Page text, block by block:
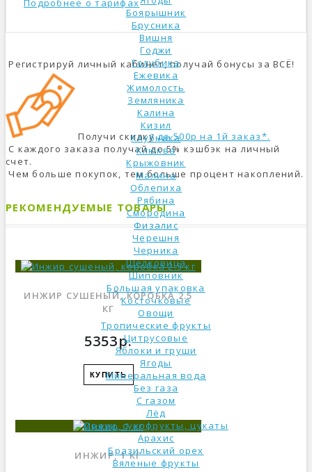
Боярышник
Брусника
Вишня
Годжи
Голубика
Ежевика
Жимолость
Земляника
Калина
Кизил
Клубника
Клюква
Крыжовник
Малина
Облепиха
Рябина
Смородина
Физалис
Черешня
Черника
Шелковица
Шиповник
Большая упаковка
Косточковые
Овощи
Тропические фрукты
Цитрусовые
Яблоки и груши
Ягоды
Минеральная вода
Без газа
С газом
Лёд
Орехи, сухофрукты, цукаты
Арахис
Бразильский орех
Вяленые фрукты
Подробнее о тарифах
Регистрируй личный кабинет, получай бонусы за ВСЁ!
Получи скидкудо 500р на 1й заказ*.
С каждого заказа получай до 5% кэшбэк на личный
счет.
Чем больше покупок, тем больше процент накоплений.
РЕКОМЕНДУЕМЫЕ ТОВАРЫ
ИНЖИР СУШЕНЫЙ, КОРОБКА 2.5
КГ
5353р.
КУПИТЬ
ИНЖИР, 1 КГ